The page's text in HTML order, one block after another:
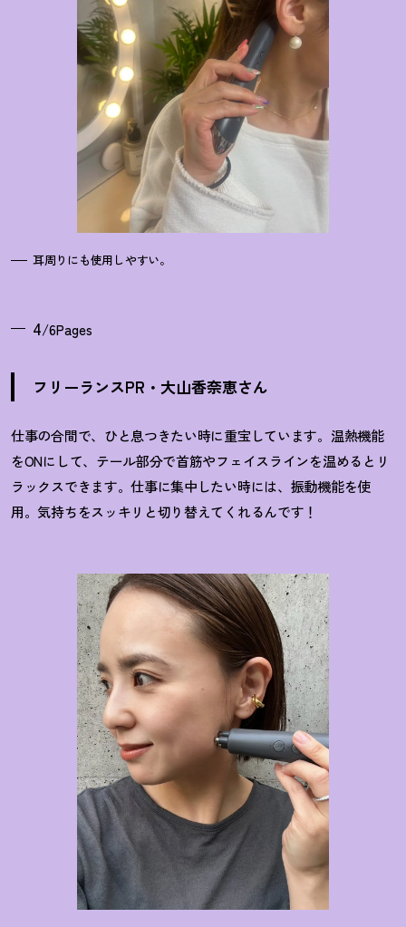
耳周りにも使用しやすい。
4/6Pages
フリーランスPR・大山香奈恵さん
仕事の合間で、ひと息つきたい時に重宝しています。温熱機能
をONにして、テール部分で首筋やフェイスラインを温めるとリ
ラックスできます。仕事に集中したい時には、振動機能を使
用。気持ちをスッキリと切り替えてくれるんです ！